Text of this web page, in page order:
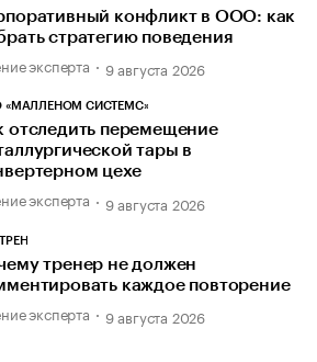
конфликт в ООО: как
стратегию поведения
эксперта 9 августа 2026
«МАЛЛЕНОМ СИСТЕМС»
отследить перемещение
тары в
цехе
эксперта 9 августа 2026
тренер не должен
каждое повторение
эксперта 9 августа 2026